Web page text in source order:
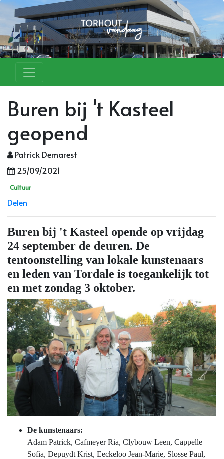
Buren bij 't Kasteel
geopend
Patrick Demarest
25/09/2021
Cultuur
Delen
Buren bij 't Kasteel opende op vrijdag
24 september de deuren. De
tentoonstelling van lokale kunstenaars
en leden van Tordale is toegankelijk tot
en met zondag 3 oktober.
De kunstenaars:
Adam Patrick, Cafmeyer Ria, Clybouw Leen, Cappelle
Sofia, Depuydt Krist, Eeckeloo Jean-Marie, Slosse Paul,